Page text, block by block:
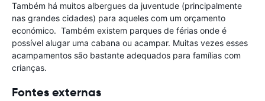
Também há muitos albergues da juventude (principalmente
nas grandes cidades) para aqueles com um orçamento
económico. Também existem parques de férias onde é
possível alugar uma cabana ou acampar. Muitas vezes esses
acampamentos são bastante adequados para famílias com
crianças.
Fontes externas